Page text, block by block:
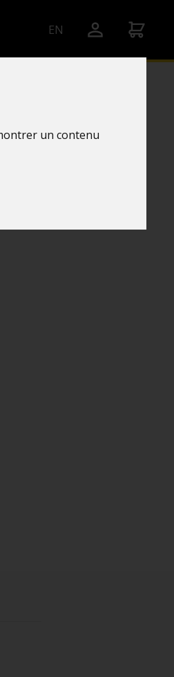
un contenu
EN